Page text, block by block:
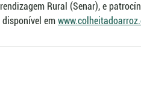
Rural (Senar), e
em